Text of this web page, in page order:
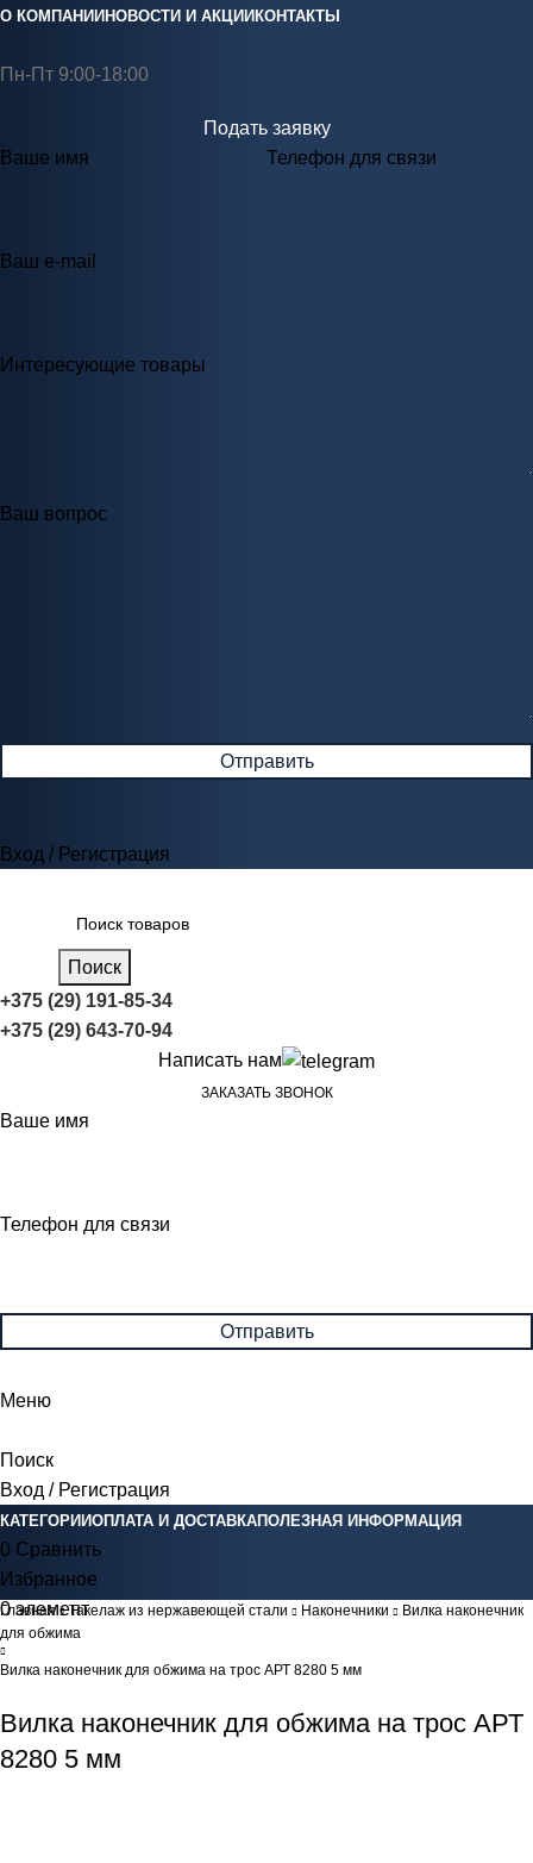
О КОМПАНИИ НОВОСТИ И АКЦИИ КОНТАКТЫ
Пн-Пт 9:00-18:00
Подать заявку
Ваше имя
Телефон для связи
Ваш e-mail
Интересующие товары
Ваш вопрос
Вход / Регистрация
Поиск
+375 (29) 191-85-34
+375 (29) 643-70-94
Написать нам
ЗАКАЗАТЬ ЗВОНОК
Ваше имя
Телефон для связи
Меню
Поиск
Вход / Регистрация
КАТЕГОРИИОПЛАТА И ДОСТАВКАПОЛЕЗНАЯ ИНФОРМАЦИЯ
0 Сравнить
Избранное
0элемент 0Br
Главная Такелаж из нержавеющей стали Наконечники
Вилка наконечник
для обжима
Вилка наконечник для обжима на трос АРТ 8280 5 мм
Вилка наконечник для обжима на трос АРТ
8280 5 мм